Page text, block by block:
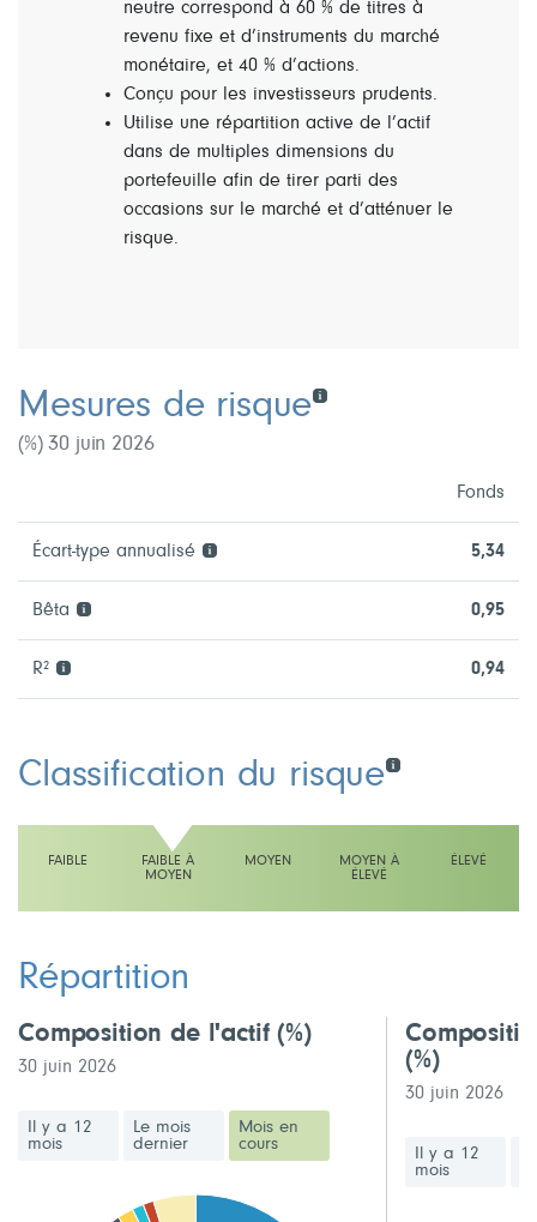
neutre correspond à 60 % de titres à
revenu fixe et d’instruments du marché
monétaire, et 40 % d’actions.
Conçu pour les investisseurs prudents.
Utilise une répartition active de l’actif
dans de multiples dimensions du
portefeuille afin de tirer parti des
occasions sur le marché et d’atténuer le
risque.
Mesures de risque
(%) 30 juin 2026
Fonds
Écart-type annualisé 5,34
Bêta 0,95
R² 0,94
Classification du risque
FAIBLE
FAIBLE À
MOYEN
MOYEN
MOYEN À
ÉLEVÉ
ÉLEVÉ
Répartition
Composition de l'actif(%)
30 juin 2026
Il y a 12
mois
Le mois
dernier
Mois en
cours
(%)
30 juin 2026
Il y a 12
mois